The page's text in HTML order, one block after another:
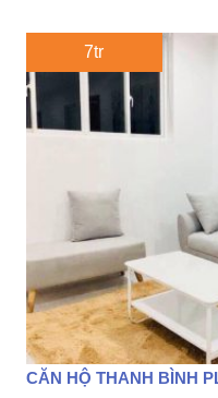
7tr
CĂN HỘ THANH BÌNH